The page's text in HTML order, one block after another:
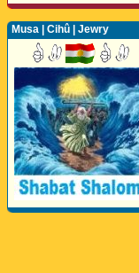
Perwerde ya Zimanê
Kurdî û Îngîlîzî
Musa | Cihû | Jewry